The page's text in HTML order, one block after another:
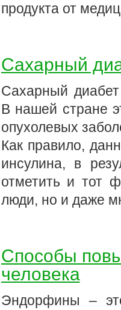
продукта от
Сахарный
Сахарный диабет
В нашей стране
опухолевых
Как правило,
инсулина, в
отметить и тот
люди, но и даже
Способы
человека
Эндорфины –